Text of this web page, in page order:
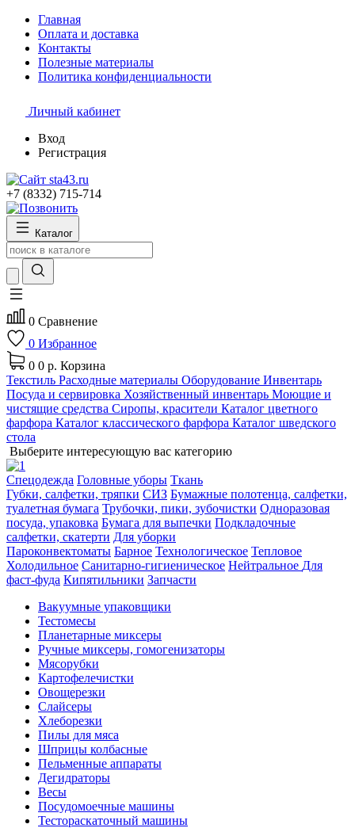
Главная
Оплата и доставка
Контакты
Полезные материалы
Политика конфиденциальности
Личный кабинет
Вход
Регистрация
+7 (8332) 715-714
Каталог
0 Сравнение
0 Избранное
0 0 р. Корзина
Текстиль Расходные материалы Оборудование Инвентарь
Посуда и сервировка Хозяйственный инвентарь Моющие и
чистящие средства Сиропы, красители Каталог цветного
фарфора Каталог классического фарфора Каталог шведского
стола
Выберите интересующую вас категорию
Спецодежда Головные уборы Ткань
Губки, салфетки, тряпки СИЗ Бумажные полотенца, салфетки,
туалетная бумага Трубочки, пики, зубочистки Одноразовая
посуда, упаковка Бумага для выпечки Подкладочные
салфетки, скатерти Для уборки
Пароконвектоматы Барное Технологическое Тепловое
Холодильное Санитарно-гигиеническое Нейтральное Для
фаст-фуда Кипятильники Запчасти
Вакуумные упаковщики
Тестомесы
Планетарные миксеры
Ручные миксеры, гомогенизаторы
Мясорубки
Картофелечистки
Овощерезки
Слайсеры
Хлеборезки
Пилы для мяса
Шприцы колбасные
Пельменные аппараты
Дегидраторы
Весы
Посудомоечные машины
Тестораскаточный машины